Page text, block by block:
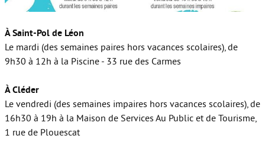
À Saint-Pol de Léon
Le mardi (des semaines paires hors vacances scolaires), de
9h30 à 12h à la Piscine - 33 rue des Carmes
À Cléder
Le vendredi (des semaines impaires hors vacances scolaires), de
16h30 à 19h à la Maison de Services Au Public et de Tourisme,
1 rue de Plouescat